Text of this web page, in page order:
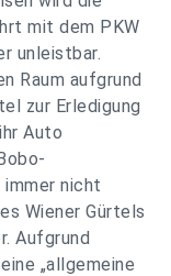
mit dem PKW
unleistbar.
Raum aufgrund
zur Erledigung
Auto
nicht
Wiener Gürtels
Aufgrund
„allgemeine